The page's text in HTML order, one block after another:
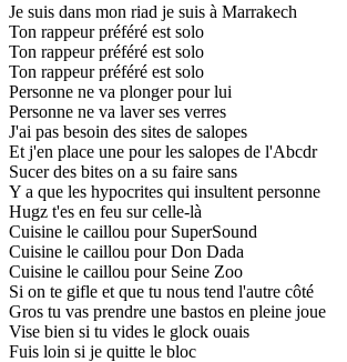
Je suis dans mon riad je suis à Marrakech
Ton rappeur préféré est solo
Ton rappeur préféré est solo
Ton rappeur préféré est solo
Personne ne va plonger pour lui
Personne ne va laver ses verres
J'ai pas besoin des sites de salopes
Et j'en place une pour les salopes de l'Abcdr
Sucer des bites on a su faire sans
Y a que les hypocrites qui insultent personne
Hugz t'es en feu sur celle-là
Cuisine le caillou pour SuperSound
Cuisine le caillou pour Don Dada
Cuisine le caillou pour Seine Zoo
Si on te gifle et que tu nous tend l'autre côté
Gros tu vas prendre une bastos en pleine joue
Vise bien si tu vides le glock ouais
Fuis loin si je quitte le bloc